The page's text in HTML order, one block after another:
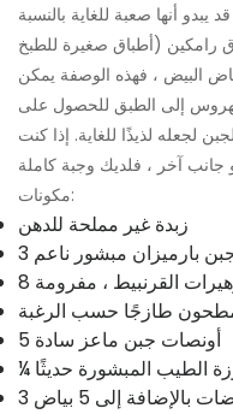
أنها صعبة للغاية بالنسبة
رامكين (أطباق صغيرة للطبخ
البيض ، فهذه الوصفة يمكن
إلى الطبق للحصول على
لجعله لذيذًا للغاية. إذا كنت
مكونات:
زبدة غير مملحة للدهن
بارميزان مبشور ناعم
القرنبيط ، مفرومة
طازجًا حسب الرغبة
5 أونصات جبن ماعز سادة
الطيب المبشورة حديثًا
بالإضافة إلى 5 بياض